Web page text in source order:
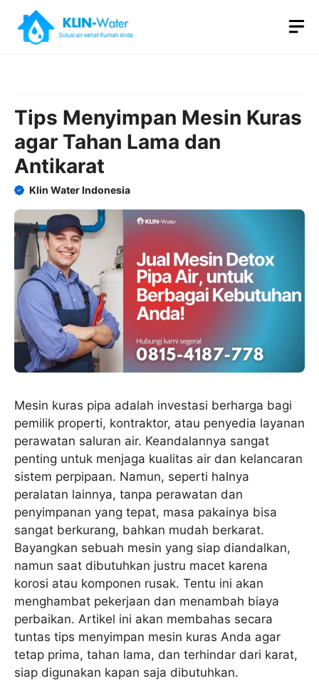
content
Tips Menyimpan Mesin Kuras
agar Tahan Lama dan
Antikarat
Klin Water Indonesia
Mesin kuras pipa adalah investasi berharga bagi
pemilik properti, kontraktor, atau penyedia layanan
perawatan saluran air. Keandalannya sangat
penting untuk menjaga kualitas air dan kelancaran
sistem perpipaan. Namun, seperti halnya
peralatan lainnya, tanpa perawatan dan
penyimpanan yang tepat, masa pakainya bisa
sangat berkurang, bahkan mudah berkarat.
Bayangkan sebuah mesin yang siap diandalkan,
namun saat dibutuhkan justru macet karena
korosi atau komponen rusak. Tentu ini akan
menghambat pekerjaan dan menambah biaya
perbaikan. Artikel ini akan membahas secara
tuntas tips menyimpan mesin kuras Anda agar
tetap prima, tahan lama, dan terhindar dari karat,
siap digunakan kapan saja dibutuhkan.